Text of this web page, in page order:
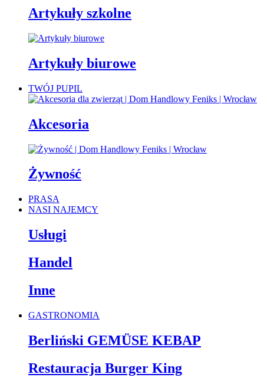
Artykuły szkolne
Artykuły biurowe
TWÓJ PUPIL
Akcesoria
Żywność
PRASA
NASI NAJEMCY
Usługi
Handel
Inne
GASTRONOMIA
Berliński GEMÜSE KEBAP
Restauracja Burger King